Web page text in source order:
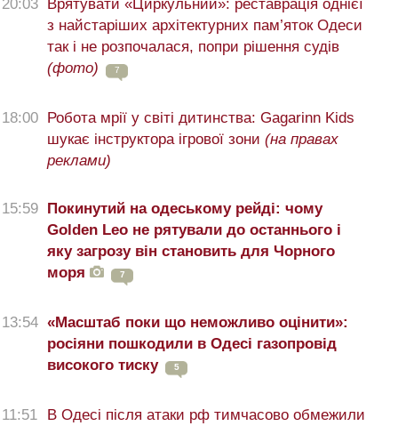
20:03 Врятувати «Циркульний»: реставрація однієї
з найстаріших архітектурних пам’яток Одеси
так і не розпочалася, попри рішення судів
(фото)
7
18:00 Робота мрії у світі дитинства: Gagarinn Kids
шукає інструктора ігрової зони (на правах
реклами)
15:59 Покинутий на одеському рейді: чому
Golden Leo не рятували до останнього і
яку загрозу він становить для Чорного
моря
7
13:54 «Масштаб поки що неможливо оцінити»:
росіяни пошкодили в Одесі газопровід
високого тиску
5
11:51
В Одесі після атаки рф тимчасово обмежили